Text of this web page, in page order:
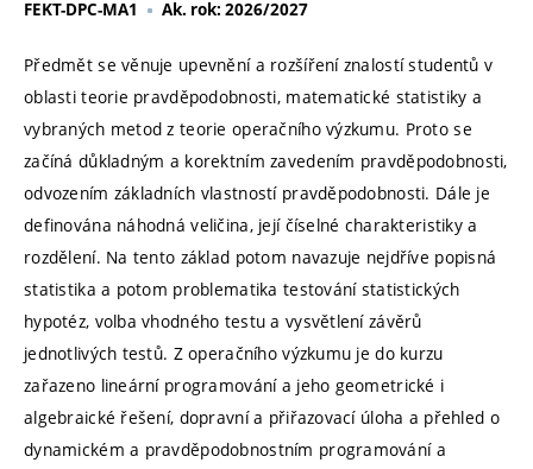
FEKT-DPC-MA1 Ak. rok: 2026/2027
Předmět se věnuje upevnění a rozšíření znalostí studentů v
oblasti teorie pravděpodobnosti, matematické statistiky a
vybraných metod z teorie operačního výzkumu. Proto se
začíná důkladným a korektním zavedením pravděpodobnosti,
odvozením základních vlastností pravděpodobnosti. Dále je
definována náhodná veličina, její číselné charakteristiky a
rozdělení. Na tento základ potom navazuje nejdříve popisná
statistika a potom problematika testování statistických
hypotéz, volba vhodného testu a vysvětlení závěrů
jednotlivých testů. Z operačního výzkumu je do kurzu
zařazeno lineární programování a jeho geometrické i
algebraické řešení, dopravní a přiřazovací úloha a přehled o
dynamickém a pravděpodobnostním programování a